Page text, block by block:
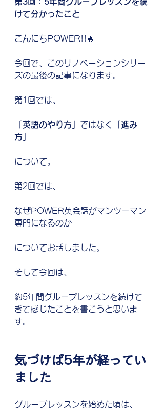
けて分かったこと
こんにちPOWER!!🔥
今回で、このリノベーションシリー
ズの最後の記事になります。
第1回では、
「英語のやり方」 ではなく
「進み
方」
について。
第2回では、
なぜPOWER英会話がマンツーマン
専門になるのか
についてお話しました。
そして今回は、
約5年間グループレッスンを続けて
きて感じたことを書こうと思いま
す。
気づけば5年が経ってい
ました
グループレッスンを始めた頃は、